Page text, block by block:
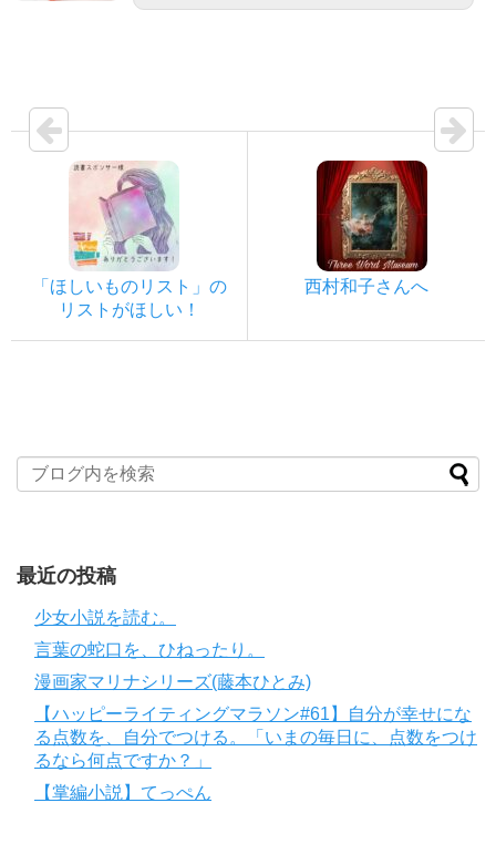
「ほしいものリスト」の
リストがほしい！
西村和子さんへ
最近の投稿
少女小説を読む。
言葉の蛇口を、ひねったり。
漫画家マリナシリーズ(藤本ひとみ)
【ハッピーライティングマラソン#61】自分が幸せにな
る点数を、自分でつける。「いまの毎日に、点数をつけ
るなら何点ですか？」
【掌編小説】てっぺん